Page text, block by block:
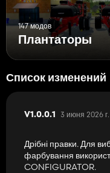
147 модов
Плантаторы
Список изменений
V1.0.0.1 3 июня 2026 г.
Дрібні правки. Для
фарбування
CONFIGURATOR.